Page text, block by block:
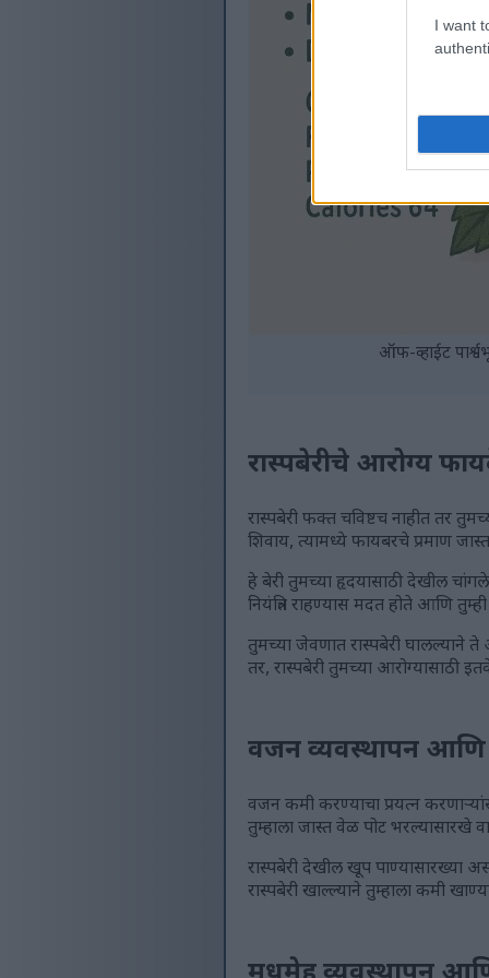
I want
ऑफ-व्हाईट
रास्पबेरीचे आरोग्य
रास्पबेरी फक्त चविष्टच नाहीत तर
शिवाय, त्यामध्ये फायबरचे प्रमाण
हे बेरी तुमच्या हृदयासाठी देखील
नियंत्रित राहण्यास मदत होते आणि
तुमच्या जेवणात रास्पबेरी घालल्याने
तर, रास्पबेरी तुमच्या
वजन व्यवस्थापन आणि
वजन कमी करण्याचा प्रयत्न
तुम्हाला जास्त वेळ पोट भरल्यासारखे
रास्पबेरी देखील खूप पाण्यासारख्या
रास्पबेरी खाल्ल्याने तुम्हाला कमी